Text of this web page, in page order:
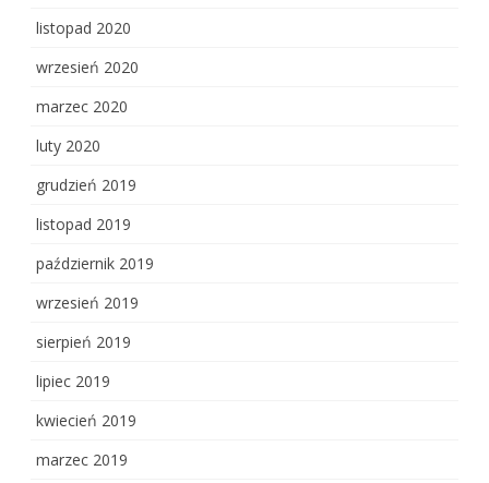
listopad 2020
wrzesień 2020
marzec 2020
luty 2020
grudzień 2019
listopad 2019
październik 2019
wrzesień 2019
sierpień 2019
lipiec 2019
kwiecień 2019
marzec 2019